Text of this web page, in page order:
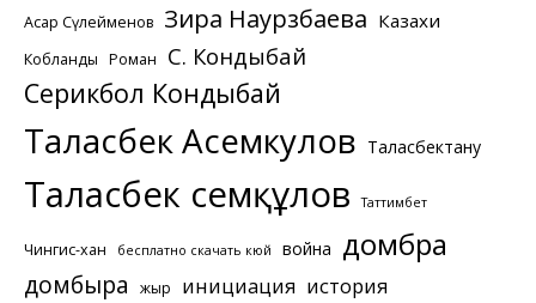
Асқар Сүлейменов Зира Наурзбаева Казахи
Кобланды Роман С. Кондыбай
Серикбол Кондыбай
Таласбек Асемкулов Таласбектану
Таласбек Әсемқұлов Таттимбет
Чингис-хан бесплатно скачать кюй война домбра
домбыра жыр инициация история